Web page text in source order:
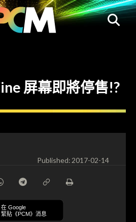
屏幕即將停售!?
Published:2017-02-14
在 Google
緊貼《PCM》消息